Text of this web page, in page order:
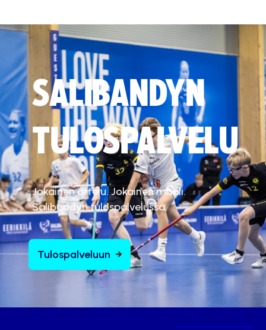
SALIBANDYN
TULOSPALVELU
Jokainen ottelu. Jokainen maali.
Salibandyn tulospalvelussa.
Tulospalveluun